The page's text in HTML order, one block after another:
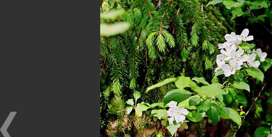
Виртуальные
выставки
(фотоальбомы)